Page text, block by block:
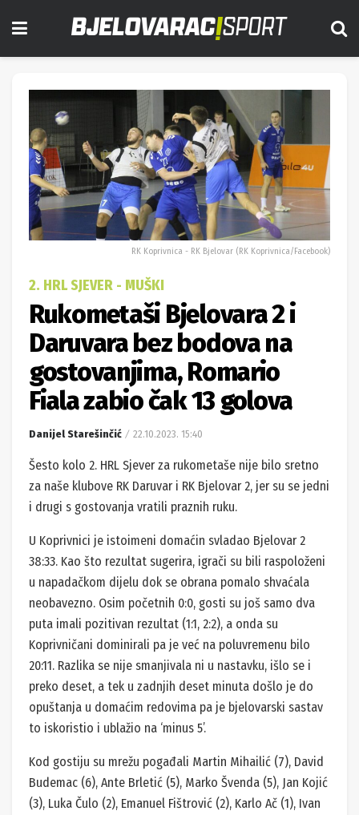
RK Koprivnica - RK Bjelovar (RK Koprivnica/Facebook)
2. HRL SJEVER - MUŠKI
Rukometaši Bjelovara 2 i
Daruvara bez bodova na
gostovanjima, Romario
Fiala zabio čak 13 golova
Danijel Starešinčić 22.10.2023. 15:40
Šesto kolo 2. HRL Sjever za rukometaše nije bilo sretno
za naše klubove RK Daruvar i RK Bjelovar 2, jer su se jedni
i drugi s gostovanja vratili praznih ruku.
U Koprivnici je istoimeni domaćin svladao Bjelovar 2
38:33. Kao što rezultat sugerira, igrači su bili raspoloženi
u napadačkom dijelu dok se obrana pomalo shvaćala
neobavezno. Osim početnih 0:0, gosti su još samo dva
puta imali pozitivan rezultat (1:1, 2:2), a onda su
Koprivničani dominirali pa je već na poluvremenu bilo
20:11. Razlika se nije smanjivala ni u nastavku, išlo se i
preko deset, a tek u zadnjih deset minuta došlo je do
opuštanja u domaćim redovima pa je bjelovarski sastav
to iskoristio i ublažio na ‘minus 5’.
Kod gostiju su mrežu pogađali Martin Mihailić (7), David
Budemac (6), Ante Brletić (5), Marko Švenda (5), Jan Kojić
(3), Luka Čulo (2), Emanuel Fištrović (2), Karlo Ač (1), Ivan